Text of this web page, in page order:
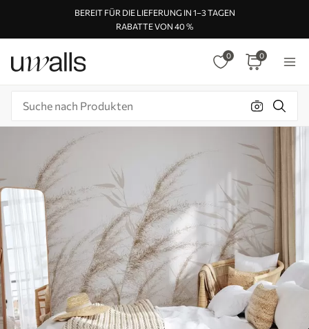
BEREIT FÜR DIE LIEFERUNG IN 1–3 TAGEN
RABATTE VON 40 %
0 0